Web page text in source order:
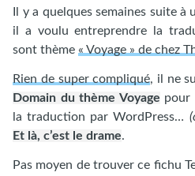
Il y a quelques semaines suite à
il a voulu entreprendre la
sont thème« Voyage » de chez
Rien de super compliqué, il ne
Domain du thème Voyage pour
la traduction par WordPress…
Et là, c’est le drame.
Pas moyen de trouver ce fichu